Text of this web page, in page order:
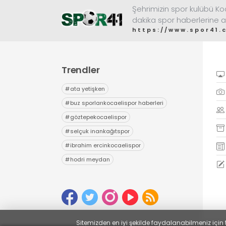
Şehrimizin spor kulübü
dakika spor haberlerine
https://
Trendler
#ata yetişken
#buz sporlarıkocaelispor haberleri
#göztepekocaelispor
#selçuk inankağıtspor
#ibrahim ercinkocaelispor
#hodri meydan
Sitemizden en iyi şekilde faydalanabilmeniz için